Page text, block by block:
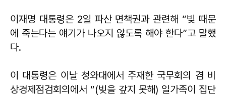
이재명 대통령은 2일 파산 면책권과 관련해 “빚 때문
에 죽는다는 얘기가 나오지 않도록 해야 한다”고 말했
다.
이 대통령은 이날 청와대에서 주재한 국무회의 겸 비
상경제점검회의에서 “(빚을 갚지 못해) 일가족이 집단